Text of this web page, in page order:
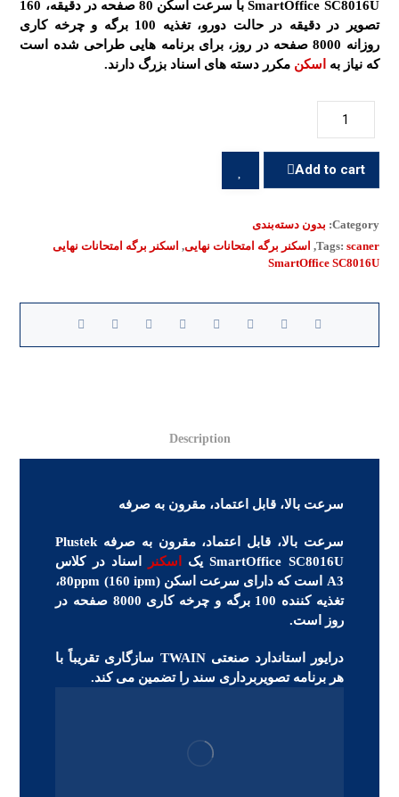
SmartOffice SC8016U با سرعت اسکن 80 صفحه در دقیقه، 160
تصویر در دقیقه در حالت دورو، تغذیه 100 برگه و چرخه کاری
روزانه 8000 صفحه در روز، برای برنامه هایی طراحی شده است
که نیاز به
اسکن مکرر دسته های اسناد بزرگ دارند.
Add to cart
Category: بدون دسته‌بندی
Tags: scaner
, اسکنر برگه امتحانات نهایی, اسکنر برگه امتحانات نهایی
SmartOffice SC8016U
Description
سرعت بالا، قابل اعتماد، مقرون به صرفه
سرعت بالا، قابل اعتماد، مقرون به صرفه Plustek
SmartOffice SC8016U یک
اسکنر
اسناد در کلاس
A3 است که دارای سرعت اسکن 80ppm (160 ipm)،
تغذیه کننده 100 برگه و چرخه کاری 8000 صفحه در
روز است.
درایور استاندارد صنعتی TWAIN سازگاری تقریباً با
هر برنامه تصویربرداری سند را تضمین می کند.